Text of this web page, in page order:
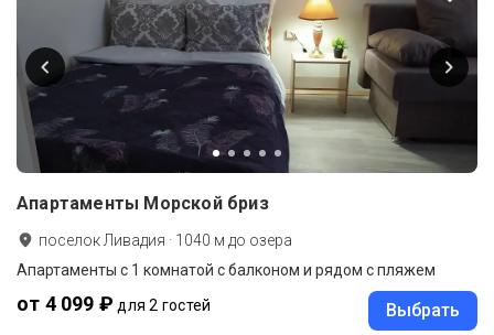
Апартаменты Морской бриз
поселок Ливадия · 1040 м до озера
Апартаменты c 1 комнатой с балконом и рядом с пляжем
от 4 099 ₽ для 2 гостей Выбрать